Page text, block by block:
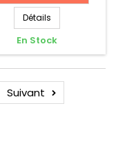
Détails
En Stock
Suivant